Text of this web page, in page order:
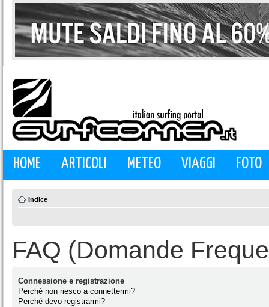
HOME ARTICOLI METEO VIAGGI FOTO
Indice
FAQ (Domande
Connessione e registrazione
Perché non riesco a connettermi?
Perché devo registrarmi?